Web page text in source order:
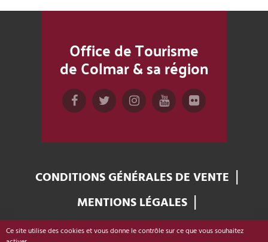
Office de Tourisme
de Colmar & sa région
CONDITIONS GÉNÉRALES DE VENTE
MENTIONS LÉGALES
GESTION DES COOKIES
Ce site utilise des cookies et vous donne le contrôle sur ce que vous souhaitez